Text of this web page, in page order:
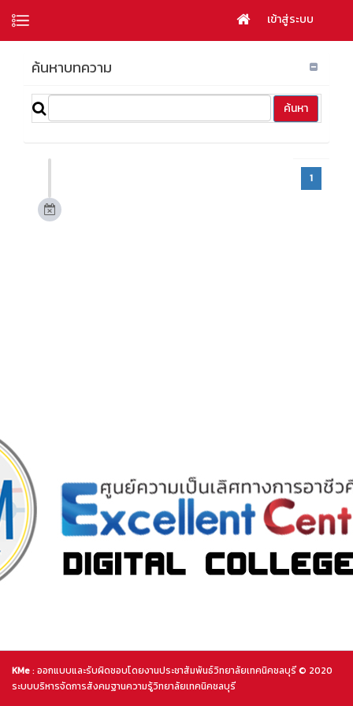
เข้าสู่ระบบ
ค้นหาบทความ
1
KMe: ออกแบบและรับผิดชอบโดยงานประชาสัมพันธ์วิทยาลัยเทคนิคชลบุรี © 2020
ระบบบริหารจัดการสังคมฐานความรู้วิทยาลัยเทคนิคชลบุรี